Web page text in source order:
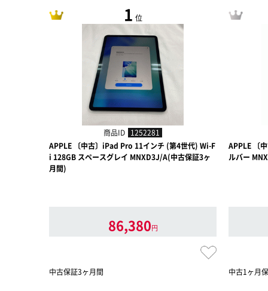
1 位
商品ID 1252281
APPLE 〔中古〕iPad Pro 11インチ (第4世代) Wi-F
i 128GB スペースグレイ MNXD3J/A(中古保証3ヶ
月間)
86,380円
中古保証3ヶ月間
APPLE 〔
ルバー
中古1ヶ月